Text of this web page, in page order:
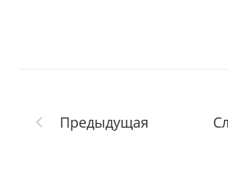
Предыдущая